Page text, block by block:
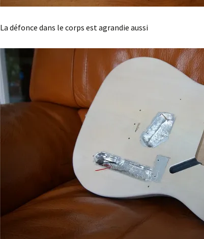
La défonce dans le corps est agrandie aussi